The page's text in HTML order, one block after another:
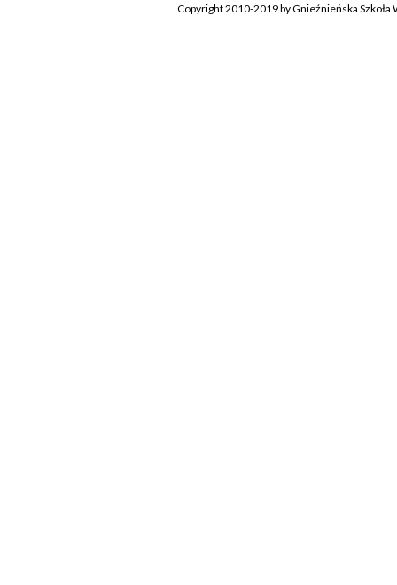
Copyright 2010-2019 by Gnieźnieńska